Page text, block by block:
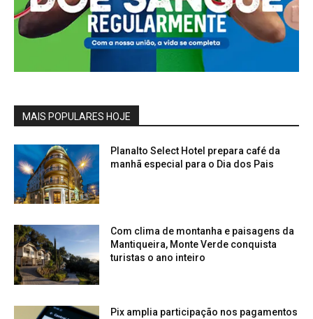
MAIS POPULARES HOJE
Planalto Select Hotel prepara café da
manhã especial para o Dia dos Pais
Com clima de montanha e paisagens da
Mantiqueira, Monte Verde conquista
turistas o ano inteiro
Pix amplia participação nos pagamentos